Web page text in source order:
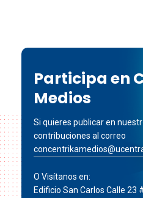
Participa en
Medios
Si quieres publicar en
contribuciones al correo
O Visítanos en:
Edificio San Carlos Calle 23